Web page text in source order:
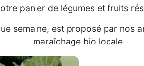
panier de légumes et fruits
semaine, est proposé par nos
maraîchage bio locale.